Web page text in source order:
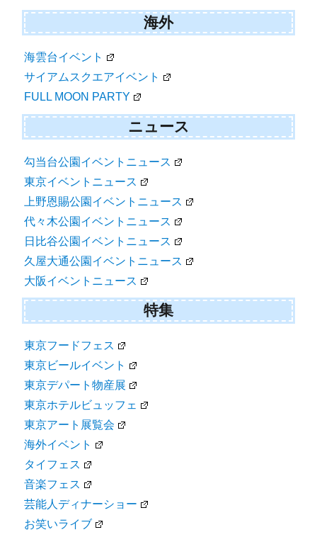
海外
海雲台イベント
サイアムスクエアイベント
FULL MOON PARTY
ニュース
勾当台公園イベントニュース
東京イベントニュース
上野恩賜公園イベントニュース
代々木公園イベントニュース
日比谷公園イベントニュース
久屋大通公園イベントニュース
大阪イベントニュース
特集
東京フードフェス
東京ビールイベント
東京デパート物産展
東京ホテルビュッフェ
東京アート展覧会
海外イベント
タイフェス
音楽フェス
芸能人ディナーショー
お笑いライブ